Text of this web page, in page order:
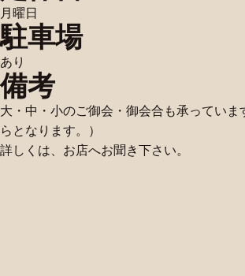
月曜日
駐車場
あり
備考
大・中・小のご御会・御会合も承っていま
らとなります。）
詳しくは、お店へお聞き下さい。